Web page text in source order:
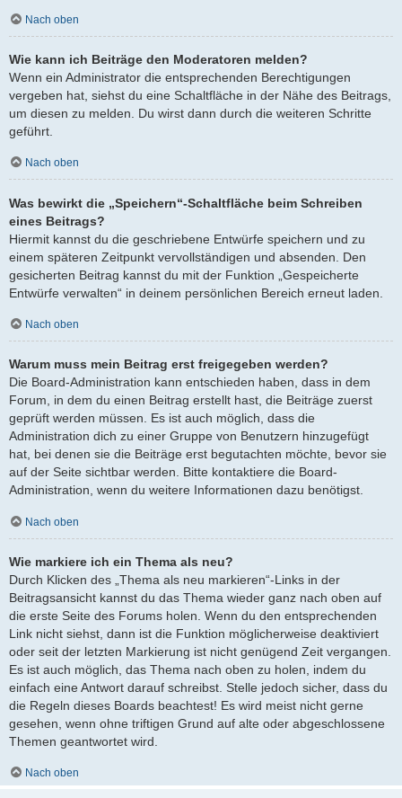
Nach oben
Wie kann ich Beiträge den Moderatoren melden?
Wenn ein Administrator die entsprechenden Berechtigungen
vergeben hat, siehst du eine Schaltfläche in der Nähe des Beitrags,
um diesen zu melden. Du wirst dann durch die weiteren Schritte
geführt.
Nach oben
Was bewirkt die „Speichern“-Schaltfläche beim Schreiben
eines Beitrags?
Hiermit kannst du die geschriebene Entwürfe speichern und zu
einem späteren Zeitpunkt vervollständigen und absenden. Den
gesicherten Beitrag kannst du mit der Funktion „Gespeicherte
Entwürfe verwalten“ in deinem persönlichen Bereich erneut laden.
Nach oben
Warum muss mein Beitrag erst freigegeben werden?
Die Board-Administration kann entschieden haben, dass in dem
Forum, in dem du einen Beitrag erstellt hast, die Beiträge zuerst
geprüft werden müssen. Es ist auch möglich, dass die
Administration dich zu einer Gruppe von Benutzern hinzugefügt
hat, bei denen sie die Beiträge erst begutachten möchte, bevor sie
auf der Seite sichtbar werden. Bitte kontaktiere die Board-
Administration, wenn du weitere Informationen dazu benötigst.
Nach oben
Wie markiere ich ein Thema als neu?
Durch Klicken des „Thema als neu markieren“-Links in der
Beitragsansicht kannst du das Thema wieder ganz nach oben auf
die erste Seite des Forums holen. Wenn du den entsprechenden
Link nicht siehst, dann ist die Funktion möglicherweise deaktiviert
oder seit der letzten Markierung ist nicht genügend Zeit vergangen.
Es ist auch möglich, das Thema nach oben zu holen, indem du
einfach eine Antwort darauf schreibst. Stelle jedoch sicher, dass du
die Regeln dieses Boards beachtest! Es wird meist nicht gerne
gesehen, wenn ohne triftigen Grund auf alte oder abgeschlossene
Themen geantwortet wird.
Nach oben